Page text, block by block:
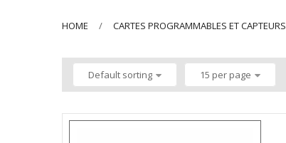
HOME CARTES PROGRAMMABLES ET CAPTEURS
Default sorting 15 per page